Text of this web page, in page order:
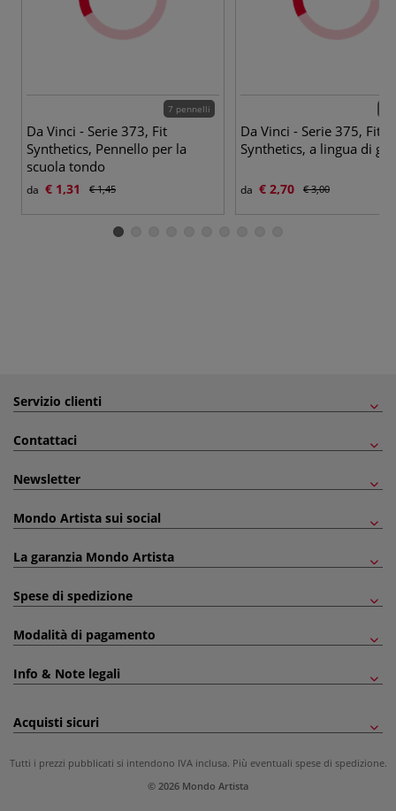
7 pennelli
Da Vinci - Serie 373, Fit
Synthetics, Pennello per la
scuola tondo
da € 1,31 € 1,45
Da Vinci - Serie 375, Fit
Synthetics, a lingua di
da € 2,70 € 3,00
Servizio clienti
Contattaci
Newsletter
Mondo Artista sui social
La garanzia Mondo Artista
Spese di spedizione
Modalità di pagamento
Info & Note legali
Acquisti sicuri
Tutti i prezzi pubblicati si intendono IVA inclusa. Più eventuali spese di spedizione.
© 2026 Mondo Artista